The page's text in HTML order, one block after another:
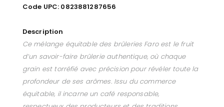
Code UPC: 0823881287656
Description
Ce mélange équitable des brûleries Faro est le fruit
d’un savoir-faire brûlerie authentique, où chaque
grain est torréfié avec précision pour révéler toute la
profondeur de ses arômes. Issu du commerce
équitable, il incarne un café responsable,